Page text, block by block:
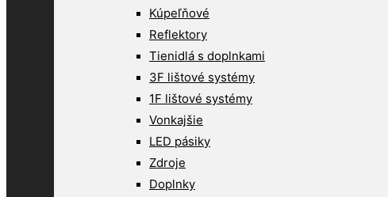
Kúpeľňové
Reflektory
Tienidlá s doplnkami
3F lištové systémy
1F lištové systémy
Vonkajšie
LED pásiky
Zdroje
Doplnky